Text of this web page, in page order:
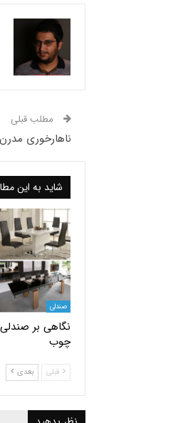
مطلب قبلی
ناهارخوری مدرن
شاید به این
صندلی
نگاهی بر
چوب
قبلی بعدی